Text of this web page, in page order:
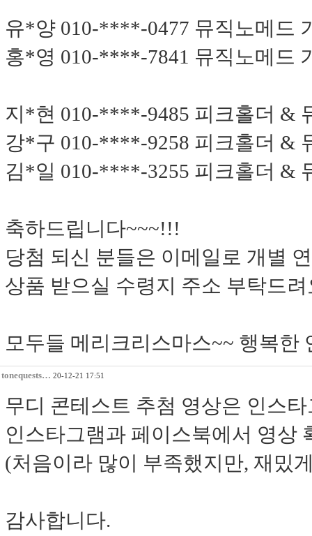
유*양 010-****-0477 뮤직노메드
홍*영 010-****-7841 뮤직노메드
지*현 010-****-9485 피크홀더 &
강*구 010-****-9258 피크홀더 &
김*일 010-****-3255 피크홀더 &
축하드립니다~~~!!!
당첨 되신 분들은 이메일로 개별
상품 받으실 수령지 주소 부탁드
모두들 메리크리스마스~~ 행복한
tonequests… 20-12-21 17:51
무디 콘테스트 추첨 영상은 인스
인스타그램과 페이스북에서 영상
(처음이라 많이 부족했지만, 재밌
감사합니다.